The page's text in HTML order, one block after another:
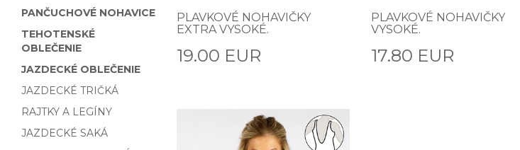
PANČUCHOVÉ NOHAVICE
TEHOTENSKÉ
OBLEČENIE
JAZDECKÉ OBLEČENIE
JAZDECKÉ TRIČKÁ
RAJTKY A LEGÍNY
JAZDECKÉ SAKÁ
PLAVKOVÉ NOHAVIČKY
EXTRA VYSOKÉ.
19.00 EUR
PLAVKOVÉ NOHAVIČKY
VYSOKÉ.
17.80 EUR